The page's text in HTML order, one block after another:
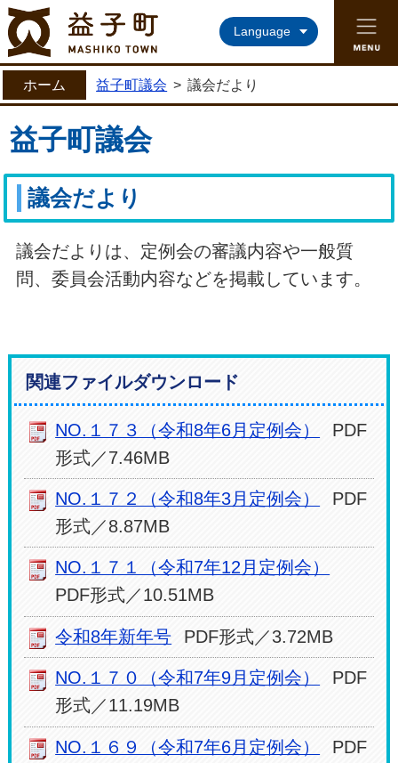
益子町ホームページ
Language
ホーム 益子町議会 > 議会だより
益子町議会
議会だより
議会だよりは、定例会の審議内容や一般質
問、委員会活動内容などを掲載しています。
関連ファイルダウンロード
NO.１７３（令和8年6月定例会）
PDF
形式／7.46MB
NO.１７２（令和8年3月定例会）
PDF
形式／8.87MB
NO.１７１（令和7年12月定例会）
PDF形式／10.51MB
令和8年新年号 PDF形式／3.72MB
NO.１７０（令和7年9月定例会）
PDF
形式／11.19MB
NO.１６９（令和7年6月定例会）
PDF